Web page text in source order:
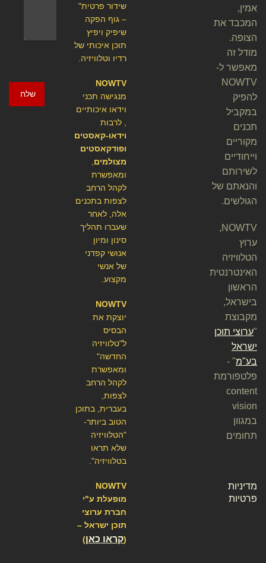
שלח
שידור פרטית"
– גוף הפקה
שיפיק ויפיץ
תוכן איכותי של
רדיו וטלוויזיה.
NOWTV
מנגישה תכני
וידאו איכותיים
, לרבות
וידאו-קאסטים
ופודקאסטים
מצולמים
ומאפשרת
לקהל הרחב
לצפות בתכנים
אלה, לאחר
שעברו תהליך
סינון ומיון
אנושי קפדני
של אנשי
מקצוע.
NOWTV
יוצקת את
הבסיס
ל"טלוויזיה
החדשה"
ומאפשרת
לקהל הרחב
לצפות,
בעברית, בתוכן
הטוב ביותר-
"הטלוויזיה
שלא תראו
בטלוויזיה".
NOWTV
מופעלת ע"י
חברת ערוצי
תוכן ישראל –
(קראו כאן)
אמין,
המכבד את
הצופה.
מודל זה
מאפשר ל-
NOWTV
להפיק
במקביל
תכנים
מקוריים
וייחודיים
לשירותם
והנאתם של
הגולשים.
NOWTV,
ערוץ
הטלוויזיה
האינטרנטית
הראשון
בישראל,
מקבוצת
"ערוצי תוכן
ישראל
בע"מ" -
פלטפורמת
content
vision
במגוון
תחומים
מדיניות
פרטיות